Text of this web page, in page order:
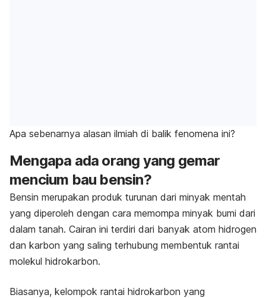
Apa sebenarnya alasan ilmiah di balik fenomena ini?
Mengapa ada orang yang gemar
mencium bau bensin?
Bensin merupakan produk turunan dari minyak mentah
yang diperoleh dengan cara memompa minyak bumi dari
dalam tanah. Cairan ini terdiri dari banyak atom hidrogen
dan karbon yang saling terhubung membentuk rantai
molekul hidrokarbon.
Biasanya, kelompok rantai hidrokarbon yang